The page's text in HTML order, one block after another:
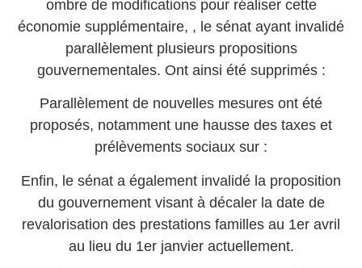
ombre de modifications pour réaliser cette
économie supplémentaire, , le sénat ayant invalidé
parallèlement plusieurs propositions
gouvernementales. Ont ainsi été supprimés :
Parallèlement de nouvelles mesures ont été
proposés, notamment une hausse des taxes et
prélèvements sociaux sur :
Enfin, le sénat a également invalidé la proposition
du gouvernement visant à décaler la date de
revalorisation des prestations familles au 1er avril
au lieu du 1er janvier actuellement.